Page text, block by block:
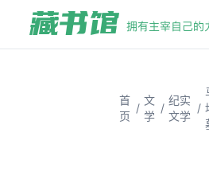
首
页
/
文
学
/
纪实
文学
/